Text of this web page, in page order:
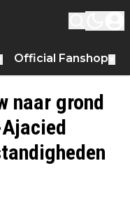
Official Fanshop
naar grond